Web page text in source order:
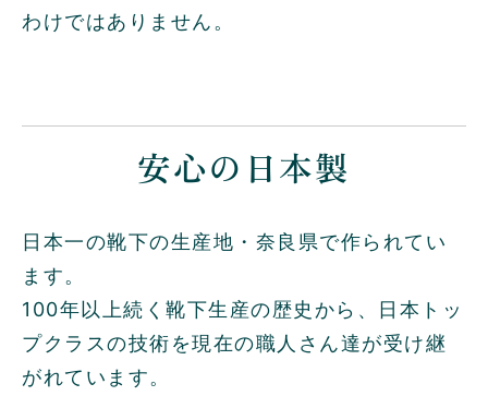
わけではありません。
安心の日本製
日本一の靴下の生産地・奈良県で作られてい
ます。
100年以上続く靴下生産の歴史から、日本トッ
プクラスの技術を現在の職人さん達が受け継
がれています。